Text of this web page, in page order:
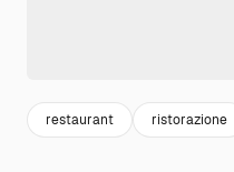
restaurant ristorazione